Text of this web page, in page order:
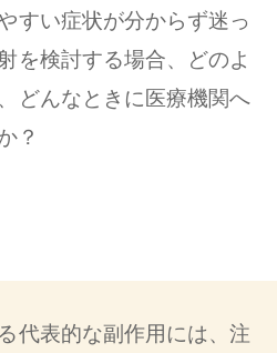
すい症状が分からず迷っ
を検討する場合、どのよ
どんなときに医療機関へ
？
代表的な副作用には、注